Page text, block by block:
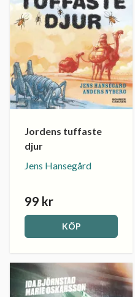
Jordens tuffaste
djur
Jens Hansegård
99 kr
KÖP